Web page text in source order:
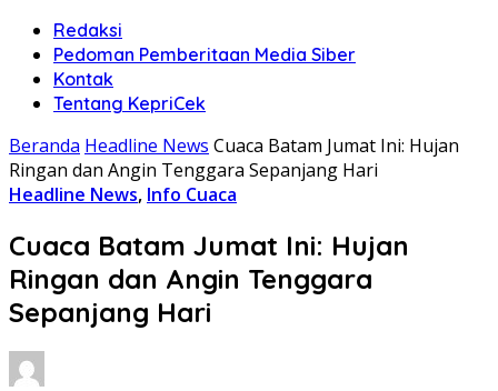
Redaksi
Pedoman Pemberitaan Media Siber
Kontak
Tentang KepriCek
Beranda Headline News Cuaca Batam Jumat Ini: Hujan
Ringan dan Angin Tenggara Sepanjang Hari
Headline News, Info Cuaca
Cuaca Batam Jumat Ini: Hujan
Ringan dan Angin Tenggara
Sepanjang Hari